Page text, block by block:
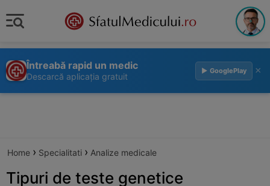
Întreabă rapid un medic
Descarcă aplicația gratuit
▶ GooglePlay ×
Home › Specialitati › Analize medicale
Tipuri de teste genetice